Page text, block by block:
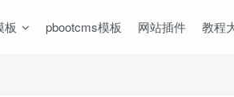
板 pbootcms模板 网站插件 教程